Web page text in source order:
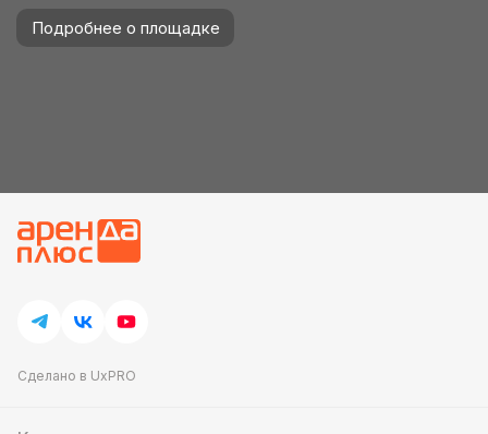
Подробнее о площадке
Сделано в UxPRO